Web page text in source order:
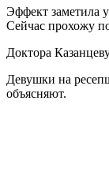
Эффект заметила
Сейчас прохожу
Доктора
Девушки на
объясняют.